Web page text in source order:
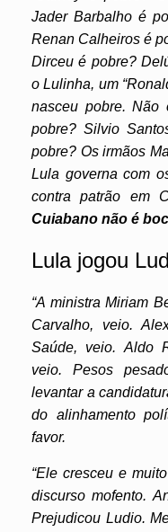
Jader Barbalho é
Renan Calheiros é
Dirceu é pobre?
o Lulinha, um
nasceu pobre. Não
pobre? Silvio
pobre? Os irmãos
Lula governa com
contra patrão em
Cuiabano não é
Lula jogou
“A ministra Miriam
Carvalho, veio.
Saúde, veio. Aldo
veio. Pesos
levantar a
do alinhamento
favor.
“Ele cresceu e
discurso mofento.
Prejudicou Ludio.